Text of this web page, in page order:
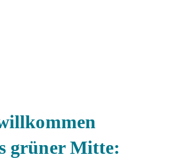
grüner Mitte: